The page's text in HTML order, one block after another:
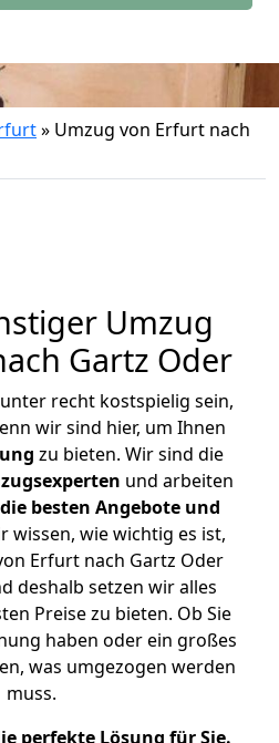
» Umzug von Erfurt nach
Umzug
Gartz Oder
recht kostspielig sein,
wir sind hier, um Ihnen
zu bieten. Wir sind die
und arbeiten
die besten Angebote und
wissen, wie wichtig es ist,
Erfurt nach Gartz Oder
deshalb setzen wir alles
Preise zu bieten. Ob Sie
haben oder ein großes
was umgezogen werden
muss.
perfekte Lösung für Sie.